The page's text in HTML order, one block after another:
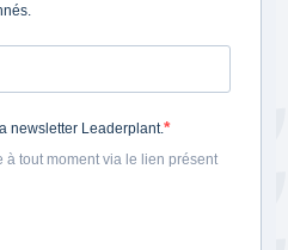
newsletter Leaderplant.
à tout moment via le lien présent